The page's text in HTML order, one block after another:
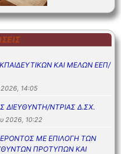
ΚΑΙ ΜΕΛΩΝ ΕΕΠ/
2026, 14:05
ΝΤΡΙΑΣ Δ.ΣΧ.
2026, 10:22
ΜΕ ΕΠΙΛΟΓΗ ΤΩΝ
ΠΡΟΤΥΠΩΝ ΚΑΙ